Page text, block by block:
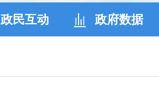
政民互动 政府数据